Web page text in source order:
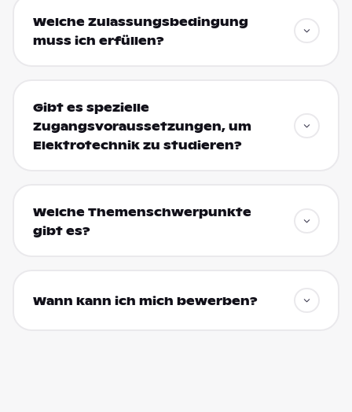
Welche Zulassungsbedingung
muss ich erfüllen?
Gibt es spezielle
Zugangsvoraussetzungen, um
Elektrotechnik zu studieren?
Welche Themenschwerpunkte
gibt es?
Wann kann ich mich bewerben?